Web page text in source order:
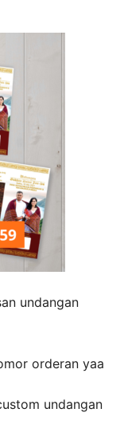
undangan
orderan yaa
undangan